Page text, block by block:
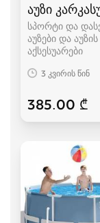
აუზი
სპორტი და
აუზები და აუზის
აქსესუარები
3 კვირის წინ
385.00 ₾